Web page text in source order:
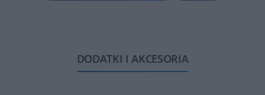
DODATKI I AKCESORIA